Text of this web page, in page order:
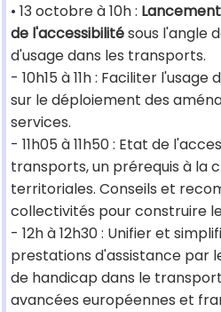
• 13 octobre à 10h :
de l'accessibilitésous l'angle
d'usage dans les transports.
- 10h15 à 11h : Faciliter
sur le déploiement des
services.
- 11h05 à 11h50 : Etat de
transports, un prérequis à la
territoriales. Conseils et
collectivités pour construire
- 12h à 12h30 : Unifier et
prestations d'assistance par
de handicap dans le
avancées européennes et